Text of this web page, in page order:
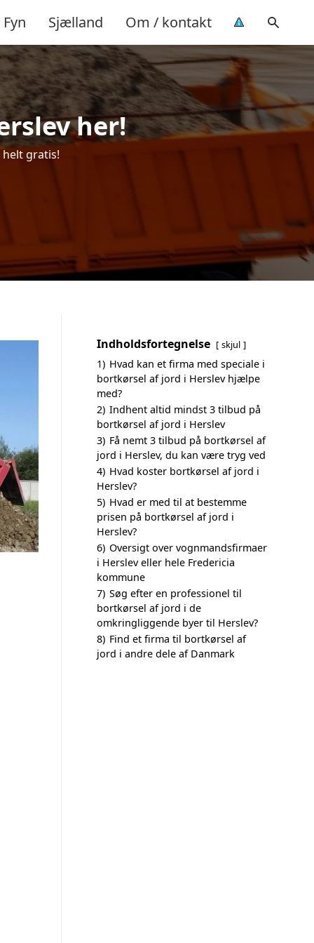
Fyn Sjælland Om / kontakt
her!
gratis!
Indholdsfortegnelse skjul
1) Hvad kan et firma med speciale i
bortkørsel af jord i Herslev hjælpe
med?
2) Indhent altid mindst 3 tilbud på
bortkørsel af jord i Herslev
3) Få nemt 3 tilbud på bortkørsel af
jord i Herslev, du kan være tryg ved
4) Hvad koster bortkørsel af jord i
Herslev?
5) Hvad er med til at bestemme
prisen på bortkørsel af jord i
Herslev?
6) Oversigt over vognmandsfirmaer
i Herslev eller hele Fredericia
kommune
7) Søg efter en professionel til
bortkørsel af jord i de
omkringliggende byer til Herslev?
8) Find et firma til bortkørsel af
jord i andre dele af Danmark